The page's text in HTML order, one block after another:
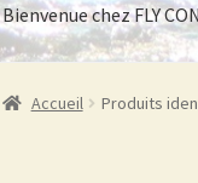
Bienvenue chez FLY
Accueil Produits